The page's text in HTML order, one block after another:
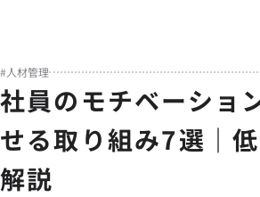
#人材管理
社員のモチベーショ
せる取り組み7選｜
解説